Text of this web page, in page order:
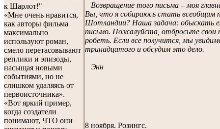
к Шарлот!"
«Мне очень нравится,
как авторы фильма
максимально
используют роман,
смело перетасовывают
реплики и эпизоды,
насыщая новыми
событиями, но не
слишком удаляясь от
первоисточника».
«Вот яркий пример,
когда создатели
понимают, ЧТО они
Возвращение того письма – моя
Вы, что я собираюсь стать
Шотландии? Наша задача: обыскать
письмо. Пожалуйста, отбросьте свои
робеть. Если все получится, мы
тринадцатого и обсудим это дело.
Энн
8 ноября. Розингс.